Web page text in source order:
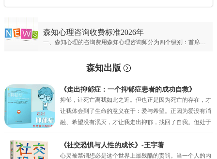
森知心理咨询收费标准2026年
一、森知心理的咨询费用森知心理咨询师分为四个级别：首席专家；专家级别；资深级别；普通级别。首席心理专家：￥900元/50分钟；专家心理咨询师：￥700元/50分钟；资深心理咨询师：￥500元/50分钟；普通心理咨询师：300元/50分钟。
森知出版
《走出抑郁症：一个抑郁症患者的成功自救》
抑郁，让死亡离我如此之近。但也正是因为死亡的存在，才
让我体会到了生命的意义在于：爱与希望。正因为爱没有消
融、希望没有泯灭，才让我走出抑郁，找回了自我。但处于
未来，但也仅仅是一种自我安慰罢了。我似乎只剩下在绝望
中坚持的权利，但也正是这种在绝望中的坚持，才真的让我
《社交恐惧与人性的成长》-王宇著
心灵被禁锢想必是这个世界上最残酷的责罚。当一个人的内